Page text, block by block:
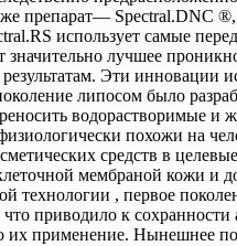
же препарат— Spectral.DNC
.RS использует самые
значительно лучшее
результатам.Эти инновации
липосом было
водорастворимые и
похожи на
средств в целевые
мембраной кожи и
технологии ,первое
что приводило к сохранности
их применение.Нынешнее